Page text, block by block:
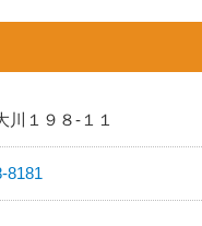
川１９８-１１
8181